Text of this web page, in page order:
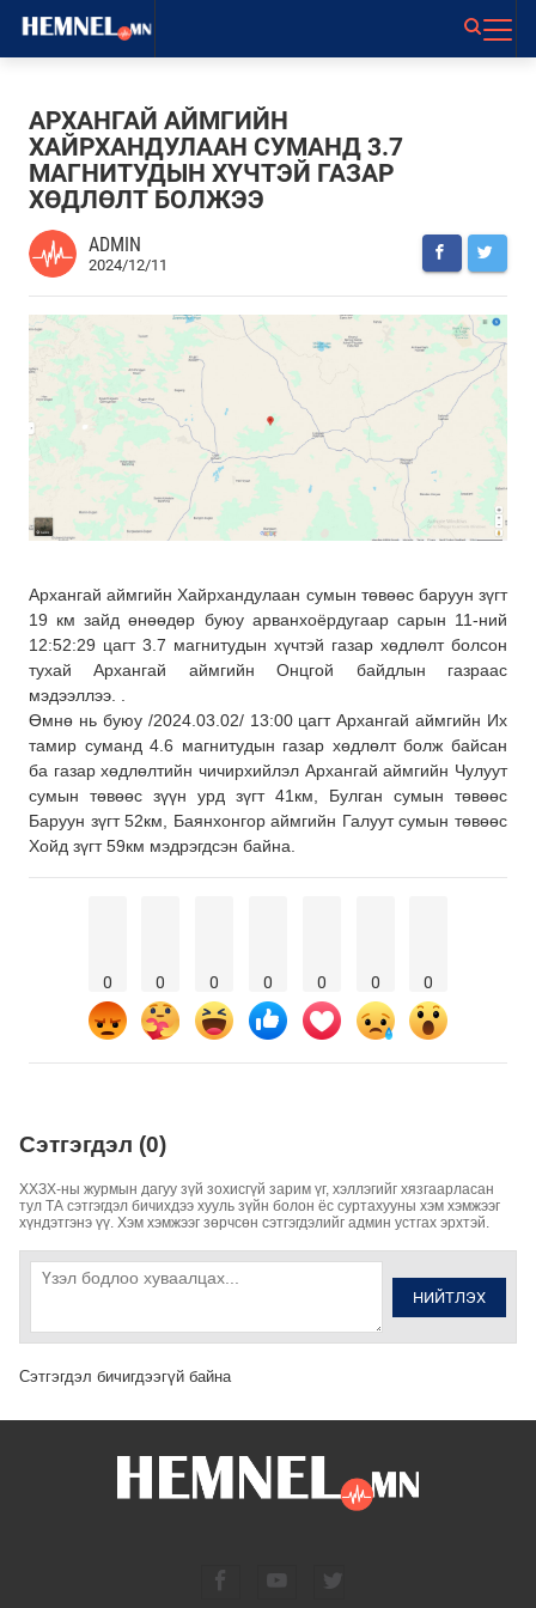
АРХАНГАЙ АЙМГИЙН
ХАЙРХАНДУЛААН СУМАНД 3.7
МАГНИTУДЫН ХҮЧТЭЙ ГАЗАР
ХӨДЛӨЛТ БОЛЖЭЭ
ADMIN
2024/12/11
Архангай аймгийн Хайрхандулаан сумын төвөөс баруун зүгт
19 км зайд өнөөдөр буюу арванхоёрдугаар сарын 11-ний
12:52:29 цагт 3.7 магнитудын хүчтэй газар хөдлөлт болсон
тухай Архангай аймгийн Онцгой байдлын газраас
мэдээллээ. .
Өмнө нь буюу /2024.03.02/ 13:00 цагт Архангай аймгийн Их
тамир суманд 4.6 магнитудын газар хөдлөлт болж байсан
ба газар хөдлөлтийн чичирхийлэл Архангай аймгийн Чулуут
сумын төвөөс зүүн урд зүгт 41км, Булган сумын төвөөс
Баруун зүгт 52км, Баянхонгор аймгийн Галуут сумын төвөөс
Хойд зүгт 59км мэдрэгдсэн байна.
0 0 0 0 0 0 0
Сэтгэгдэл (0)
ХХЗХ-ны журмын дагуу зүй зохисгүй зарим үг, хэллэгийг хязгаарласан
тул ТА сэтгэгдэл бичихдээ хууль зүйн болон ёс суртахууны хэм хэмжээг
хүндэтгэнэ үү. Хэм хэмжээг зөрчсөн сэтгэгдэлийг админ устгах эрхтэй.
НИЙТЛЭХ
Сэтгэгдэл бичигдээгүй байна